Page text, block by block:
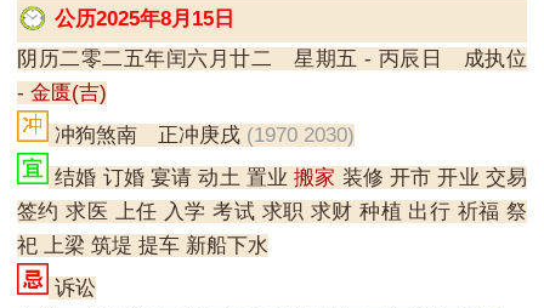
公历2025年8月15日
阴历二零二五年闰六月廿二 星期五 - 丙辰日 成执位
- 金匮(吉)
冲狗煞南 正冲庚戌 (1970 2030)
结婚 订婚 宴请 动土 置业搬家 装修 开市 开业 交易
签约 求医 上任 入学 考试 求职 求财 种植 出行 祈福 祭
祀 上梁 筑堤 提车 新船下水
诉讼